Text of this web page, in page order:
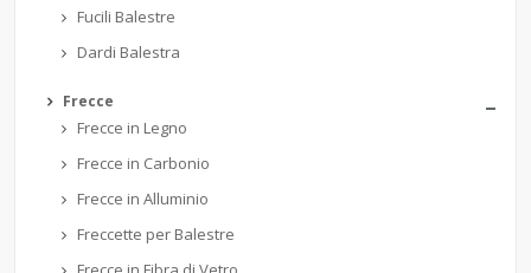
Fucili Balestre
Dardi Balestra
Frecce
Frecce in Legno
Frecce in Carbonio
Frecce in Alluminio
Freccette per Balestre